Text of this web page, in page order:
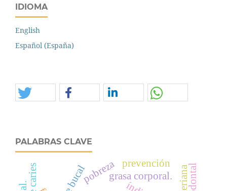
IDIOMA
English
Español (España)
PALABRAS CLAVE
grasa corporal.
pobreza prevención